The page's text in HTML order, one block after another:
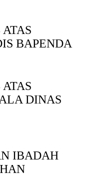
BAPENDA
DINAS
IBADAH